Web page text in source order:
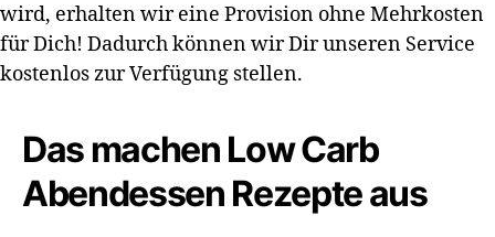
wird, erhalten wir eine Provision ohne Mehrkosten
für Dich! Dadurch können wir Dir unseren Service
kostenlos zur Verfügung stellen.
Das machen Low Carb
Abendessen Rezepte aus